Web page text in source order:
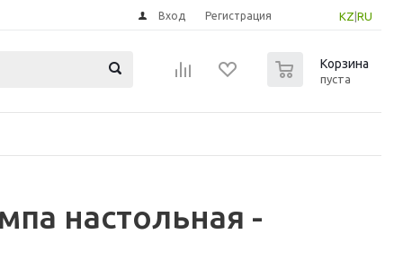
KZ RU
Вход Регистрация
Корзина
пуста
настольная -